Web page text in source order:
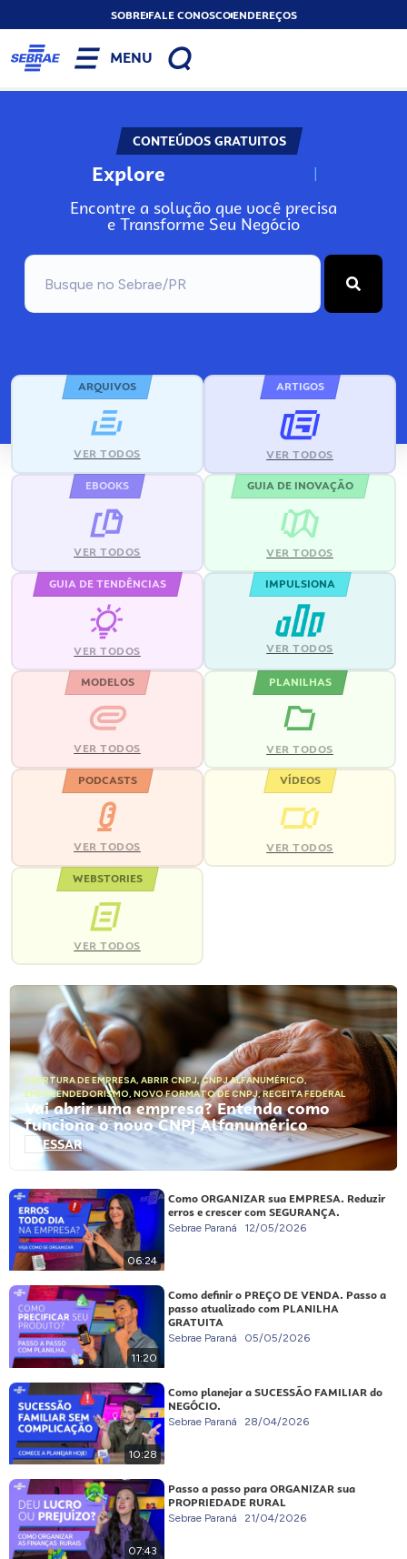
SOBREFALE CONOSCOENDEREÇOS
MENU
CONTEÚDOS GRATUITOS
Explore N
Encontre a solução que você precisa
e Transforme Seu Negócio
ARQUIVOS
VER TODOS
ARTIGOS
VER TODOS
EBOOKS
VER TODOS
GUIA DE INOVAÇÃO
VER TODOS
GUIA DE TENDÊNCIAS
VER TODOS
IMPULSIONA
VER TODOS
MODELOS
VER TODOS
PLANILHAS
VER TODOS
PODCASTS
VER TODOS
VÍDEOS
VER TODOS
WEBSTORIES
VER TODOS
ABERTURA DE EMPRESA, ABRIR CNPJ,CNPJ ALFANUMÉRICO,
EMPREENDEDORISMO, NOVO FORMATO DE CNPJ,RECEITA FEDERAL
Vai abrir uma empresa? Entenda como
funciona o novo CNPJ Alfanumérico
ACESSAR
06:24
Como ORGANIZAR sua EMPRESA. Reduzir
erros e crescer com SEGURANÇA.
Sebrae Paraná 12/05/2026
11:20
Como definir o PREÇO DE VENDA. Passo a
passo atualizado com PLANILHA
GRATUITA
Sebrae Paraná 05/05/2026
10:28
Como planejar a SUCESSÃO FAMILIAR do
NEGÓCIO.
Sebrae Paraná 28/04/2026
07:43
Passo a passo para ORGANIZAR sua
PROPRIEDADE RURAL
Sebrae Paraná 21/04/2026